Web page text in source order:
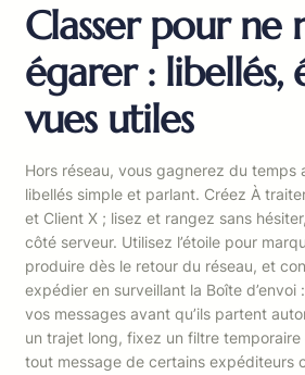
Classer pour ne
égarer : libellés,
vues utiles
Hors réseau, vous gagnerez du temps
libellés simple et parlant. Créez À
et Client X ; lisez et rangez sans
côté serveur. Utilisez l’étoile pour
produire dès le retour du réseau, et
expédier en surveillant la Boîte d’envoi
vos messages avant qu’ils partent
un trajet long, fixez un filtre temporaire
tout message de certains expéditeurs